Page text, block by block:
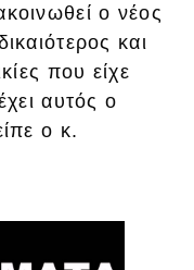
ο νέος
και
που είχε
αυτός ο
ο κ.